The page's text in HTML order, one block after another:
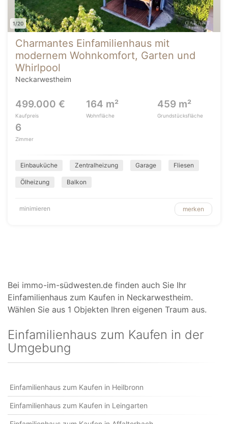
1/20
Charmantes Einfamilienhaus mit
modernem Wohnkomfort, Garten und
Whirlpool
Neckarwestheim
499.000 €
Kaufpreis
164 m²
Wohnfläche
459 m²
Grundstücksfläche
6
Zimmer
Einbauküche Zentralheizung Garage Fliesen
Ölheizung Balkon
minimieren merken
Bei immo-im-südwesten.de finden auch Sie Ihr
Einfamilienhaus zum Kaufen in Neckarwestheim.
Wählen Sie aus 1 Objekten Ihren eigenen Traum aus.
Einfamilienhaus zum Kaufen in der
Umgebung
Einfamilienhaus zum Kaufen in Heilbronn
Einfamilienhaus zum Kaufen in Leingarten